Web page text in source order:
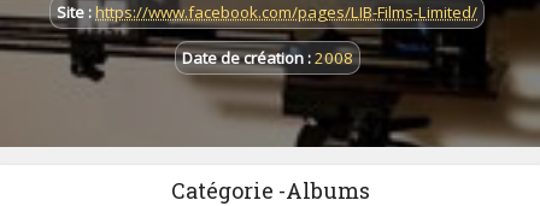
Site : https://www.facebook.com/pages/LIB-Films-Limited/
Date de création :2008
Catégorie -Albums